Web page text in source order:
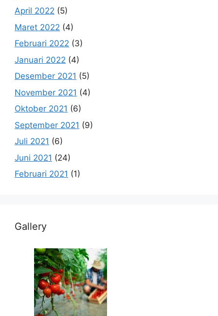
April 2022 (5)
Maret 2022 (4)
Februari 2022 (3)
Januari 2022 (4)
Desember 2021 (5)
November 2021 (4)
Oktober 2021 (6)
September 2021 (9)
Juli 2021 (6)
Juni 2021 (24)
Februari 2021 (1)
Gallery